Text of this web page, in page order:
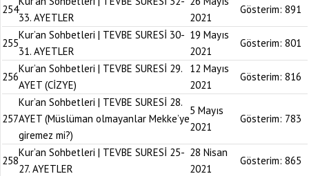
254
33. AYETLER
2021
Gösterim: 891
255
Kur’an Sohbetleri | TEVBE SURESİ 30-
31. AYETLER
19 Mayıs
2021
Gösterim: 801
256
Kur’an Sohbetleri | TEVBE SURESİ 29.
AYET (CİZYE)
12 Mayıs
2021
Gösterim: 816
257
Kur’an Sohbetleri | TEVBE SURESİ 28.
AYET (Müslüman olmayanlar Mekke’ye
giremez mi?)
5 Mayıs
2021
Gösterim: 783
258
Kur’an Sohbetleri | TEVBE SURESİ 25-
27. AYETLER
28 Nisan
2021
Gösterim: 865